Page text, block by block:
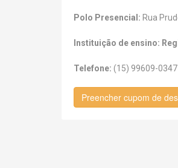
Polo Presencial: Rua
Instituição de ensino:
Telefone: (15) 99609-0347
Preencher cupom de